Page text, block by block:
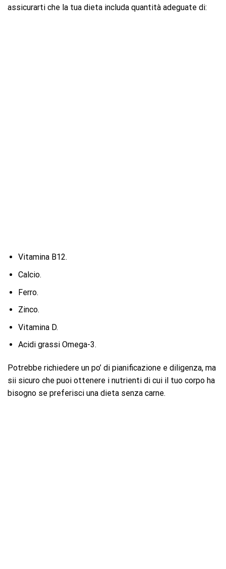
assicurarti che la tua dieta includa quantità adeguate di:
Vitamina B12.
Calcio.
Ferro.
Zinco.
Vitamina D.
Acidi grassi Omega-3.
Potrebbe richiedere un po’ di pianificazione e diligenza, ma
sii sicuro che puoi ottenere i nutrienti di cui il tuo corpo ha
bisogno se preferisci una dieta senza carne.